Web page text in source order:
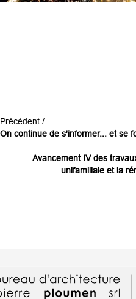
Précédent /
On continue de s'informer... et se
Avancement IV des
unifamiliale et la